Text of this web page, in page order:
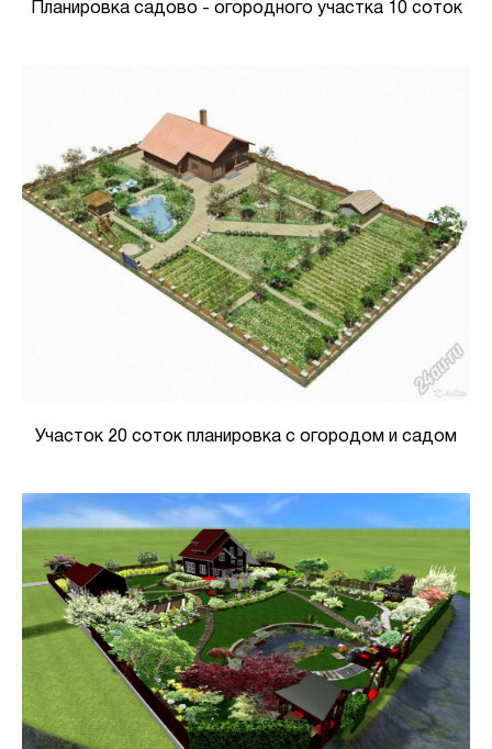
Планировка садово - огородного участка 10 соток
Участок 20 соток планировка с огородом и садом